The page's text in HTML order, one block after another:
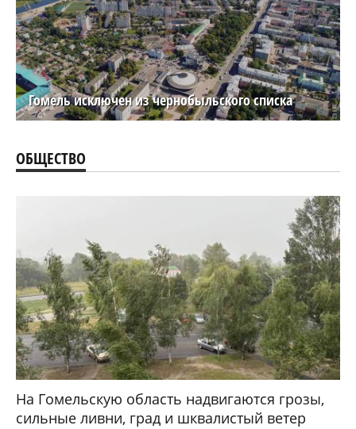
Гомель исключен из чернобыльского списка
ОБЩЕСТВО
На Гомельскую область надвигаются грозы,
сильные ливни, град и шквалистый ветер